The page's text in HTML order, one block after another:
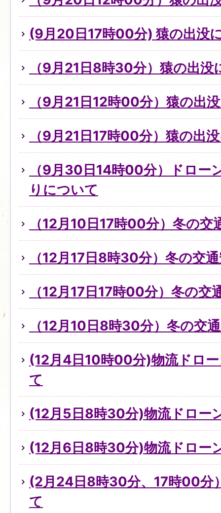
(9月20日17時00分) 猿の出没
（9月21日8時30分）猿の出没
（9月21日12時00分）猿の出
（9月21日17時00分）猿の出
（9月30日14時00分）ドロー
りについて
（12月10日17時00分）冬の
（12月17日8時30分）冬の交
（12月17日17時00分）冬の交
（12月10日8時30分）冬の交
(12月4日10時00分)物流ドロ
て
(12月5日8時30分)物流ドロー
(12月6日8時30分)物流ドロー
(2月24日8時30分、17時00分
て